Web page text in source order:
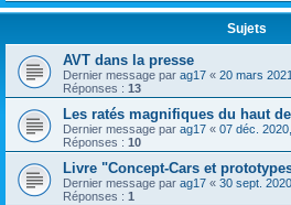
Sujets
AVT dans la presse
Dernier message par ag17 « 20 mars
Réponses : 13
Les ratés magnifiques du haut
Dernier message par ag17 « 07 déc.
Réponses : 10
Livre "Concept-Cars et
Dernier message par ag17 « 30 sept.
Réponses : 1